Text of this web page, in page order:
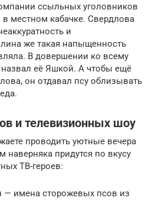
ссыльных уголовников
местном кабачке. Свердлова
и
же такая напыщенность
В довершении ко всему
назвал её Яшкой. А чтобы ещё
он отдавал псу облизывать
и телевизионных шоу
проводить уютные вечера
наверняка придутся по вкусу
ТВ-героев:
— имена сторожевых псов из